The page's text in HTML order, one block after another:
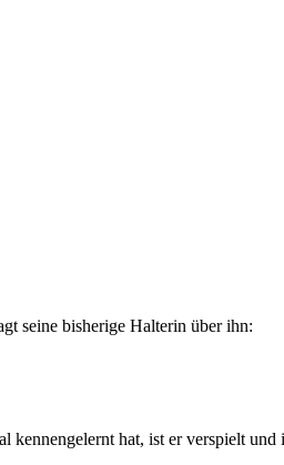
seine bisherige Halterin über ihn:
kennengelernt hat, ist er verspielt und